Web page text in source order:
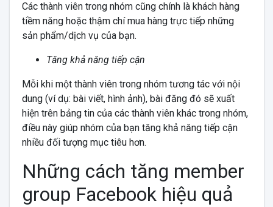
Các thành viên trong nhóm cũng chính là khách hàng
tiềm năng hoặc thậm chí mua hàng trực tiếp những
sản phẩm/dịch vụ của bạn.
Tăng khả năng tiếp cận
Mỗi khi một thành viên trong nhóm tương tác với nội
dung (ví dụ: bài viết, hình ảnh), bài đăng đó sẽ xuất
hiện trên bảng tin của các thành viên khác trong nhóm,
điều này giúp nhóm của bạn tăng khả năng tiếp cận
nhiều đối tượng mục tiêu hơn.
Những cách tăng member
group Facebook hiệu quả